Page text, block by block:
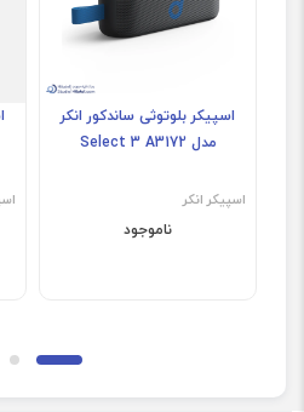
اسپیکر بلوتوثی ساندکور انکر
مدل Select 3 A3172
اسپیکر انکر
ناموجود